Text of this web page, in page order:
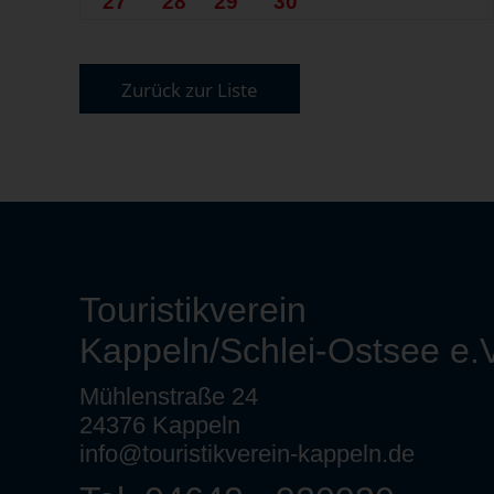
Zurück zur Liste
Touristikverein
Kappeln/Schlei-Ostsee
Mühlenstraße 24
24376 Kappeln
info@touristikverein-kappeln.de